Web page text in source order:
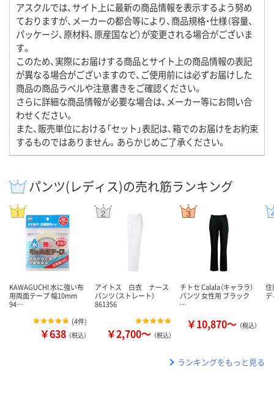
アスクルでは、サイト上に最新の商品情報を表示するよう努め
ておりますが、メーカーの都合等により、商品規格・仕様（容量、
パッケージ、原材料、原産国など）が変更される場合がございま
す。
このため、実際にお届けする商品とサイト上の商品情報の表記
が異なる場合がございますので、ご使用前には必ずお届けした
商品の商品ラベルや注意書きをご確認ください。
さらに詳細な商品情報が必要な場合は、メーカー等にお問い合
わせください。
また、販売単位における「セット」表記は、箱でのお届けをお約束
するものではありません。あらかじめご了承ください。
パンツ(レディス)の売れ筋ランキング
KAWAGUCHI 水に強い布
用両面テープ 幅10mm
94…
(4件)
￥638 （税込）
アイトス 白衣 ナース
パンツ（ストレート）
861356
￥2,700～ （税込）
チトセ Calala（キャララ）
パンツ 女性用 ブラック
…
￥10,870～ （税込）
住
ランキングをもっと見る